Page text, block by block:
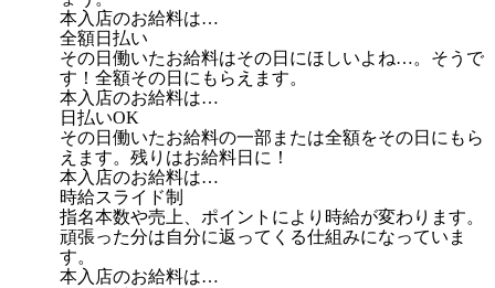
本入店のお給料は…
全額日払い
その日働いたお給料はその日にほしいよね…。そうで
す！全額その日にもらえます。
本入店のお給料は…
日払いOK
その日働いたお給料の一部または全額をその日にもら
えます。残りはお給料日に！
本入店のお給料は…
時給スライド制
指名本数や売上、ポイントにより時給が変わります。
頑張った分は自分に返ってくる仕組みになっていま
す。
本入店のお給料は…